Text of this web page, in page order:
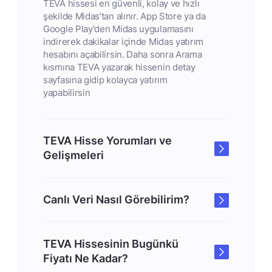
TEVA hissesi en güvenli, kolay ve hızlı
şekilde Midas’tan alınır. App Store ya da
Google Play'den Midas uygulamasını
indirerek dakikalar içinde Midas yatırım
hesabını açabilirsin. Daha sonra Arama
kısmına TEVA yazarak hissenin detay
sayfasına gidip kolayca yatırım
yapabilirsin
TEVA Hisse Yorumları ve
Gelişmeleri
Canlı Veri Nasıl Görebilirim?
TEVA Hissesinin Bugünkü
Fiyatı Ne Kadar?